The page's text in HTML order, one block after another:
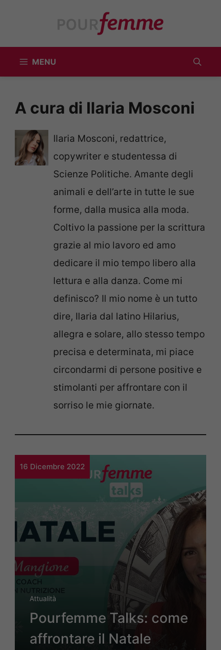
MENU
A cura di Ilaria Mosconi
Ilaria Mosconi, redattrice,
copywriter e studentessa di
Scienze Politiche. Amante degli
animali e dell’arte in tutte le sue
forme, dalla musica alla moda.
Coltivo la passione per la scrittura
grazie al mio lavoro ed amo
dedicare il mio tempo libero alla
lettura e alla danza. Come mi
definisco? Il mio nome è un tutto
dire, Ilaria dal latino Hilarius,
allegra e solare, allo stesso tempo
precisa e determinata, mi piace
circondarmi di persone positive e
stimolanti per affrontare con il
sorriso le mie giornate.
16 Dicembre 2022
Attualità
Pourfemme Talks: come
affrontare il Natale